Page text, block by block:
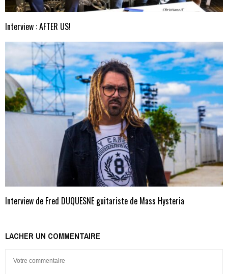
Interview : AFTER US!
Interview de Fred DUQUESNE guitariste de Mass Hysteria
LACHER UN COMMENTAIRE